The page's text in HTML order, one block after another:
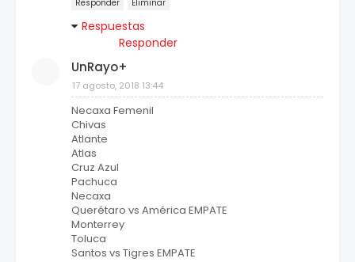
Responder Eliminar
Respuestas
Responder
UnRayo+
17 agosto, 2018 13:44
Necaxa Femenil
Chivas
Atlante
Atlas
Cruz Azul
Pachuca
Necaxa
Querétaro vs América EMPATE
Monterrey
Toluca
Santos vs Tigres EMPATE